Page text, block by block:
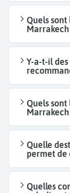
Quels
Marrakech
Y-a-t-il
Quels
Marrakech
Quelle
permet de
Quelles